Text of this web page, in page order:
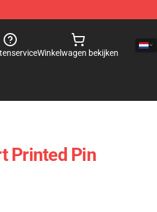
Winkelwagen bekijken
Printed Pin